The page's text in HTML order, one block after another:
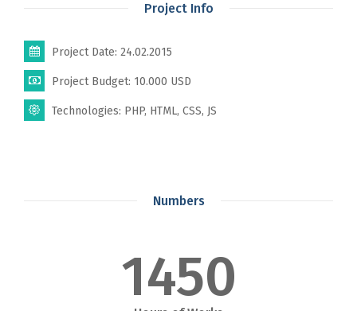
Project Info
Project Date: 24.02.2015
Project Budget: 10.000 USD
Technologies: PHP, HTML, CSS, JS
Numbers
1450